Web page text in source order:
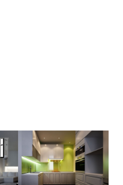
Кухня PRESTIGE